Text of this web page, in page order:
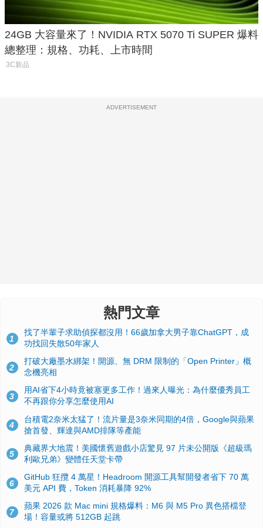
24GB 大容量來了！NVIDIA RTX 5070 Ti SUPER 爆料
總整理：規格、功耗、上市時間
3C新品
ADVERTISEMENT
熱門文章
1
找了半輩子求助偵探都沒用！66歲加拿大男子靠ChatGPT，成
功找回失散50年家人
2
打破大廠墨水綁架！開源、無 DRM 限制的「Open Printer」概
念機亮相
3
用AI省下4小時竟被塞更多工作！過來人曝光：為什麼優秀員工
不再跟你分享怎麼使用AI
4
台積電2奈米太猛了！流片量是3奈米同期的4倍，Google與蘋果
搶首發、輝達與AMD排隊等產能
5
典藏界大地震！美國懷舊遊戲小店驚見 97 片未公開版《超級瑪
利歐兄弟》變體任天堂卡帶
6
GitHub 狂攬 4 萬星！Headroom 開源工具幫開發者省下 70 萬
美元 API 費，Token 消耗暴降 92%
7
蘋果 2026 款 Mac mini 規格爆料：M6 與 M5 Pro 異色搭檔登
場！容量或將 512GB 起跳